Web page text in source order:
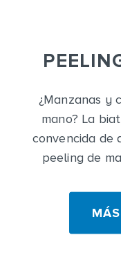
¿Manzanas y
mano? La
convencida de
peeling de